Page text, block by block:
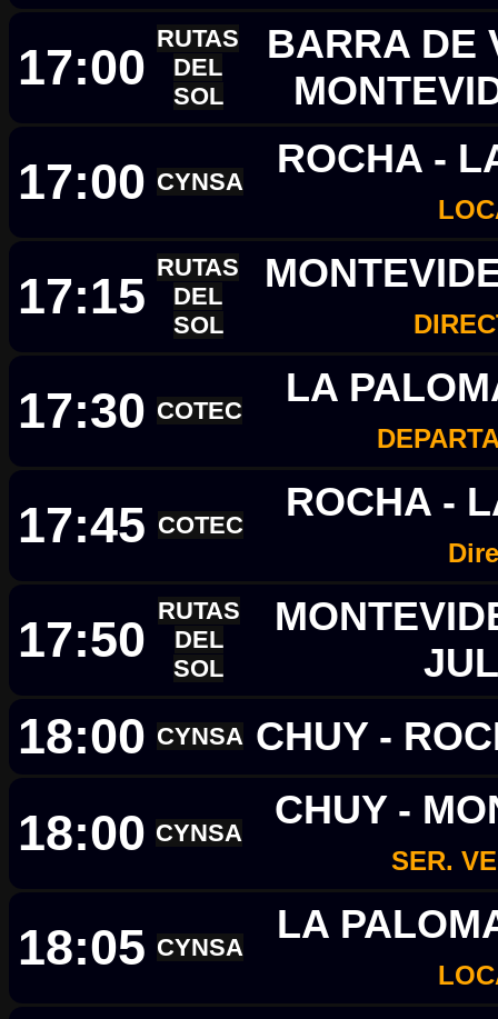
17:00
RUTAS
DEL
SOL
BARRA DE
17:00 CYNSA
ROCHA -
17:15
RUTAS
DEL
SOL
17:30 COTEC
LA
17:45 COTEC
ROCHA -
17:50
RUTAS
DEL
SOL
18:00 CYNSA CHUY -
18:00 CYNSA
CHUY -
SER.
18:05 CYNSA
LA